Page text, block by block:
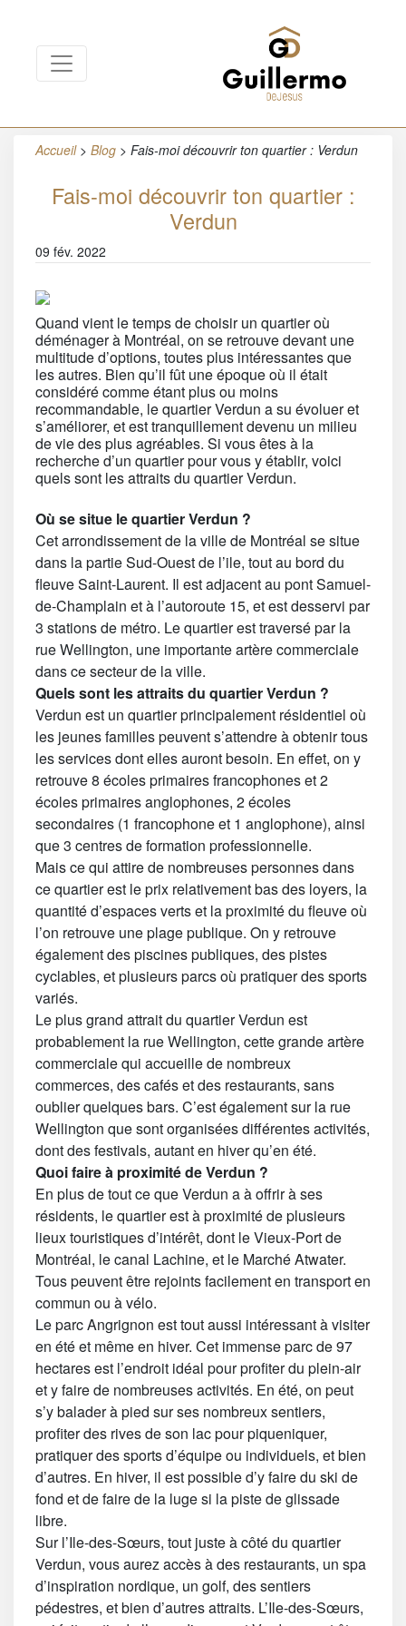
Accueil > Blog > Fais-moi découvrir ton quartier : Verdun
Fais-moi découvrir ton quartier :
Verdun
09 fév. 2022
Quand vient le temps de choisir un quartier où
déménager à Montréal, on se retrouve devant une
multitude d’options, toutes plus intéressantes que
les autres. Bien qu’il fût une époque où il était
considéré comme étant plus ou moins
recommandable, le quartier Verdun a su évoluer et
s’améliorer, et est tranquillement devenu un milieu
de vie des plus agréables. Si vous êtes à la
recherche d’un quartier pour vous y établir, voici
quels sont les attraits du quartier Verdun.
Où se situe le quartier Verdun ?
Cet arrondissement de la ville de Montréal se situe
dans la partie Sud-Ouest de l’ile, tout au bord du
fleuve Saint-Laurent. Il est adjacent au pont Samuel-
de-Champlain et à l’autoroute 15, et est desservi par
3 stations de métro. Le quartier est traversé par la
rue Wellington, une importante artère commerciale
dans ce secteur de la ville.
Quels sont les attraits du quartier Verdun ?
Verdun est un quartier principalement résidentiel où
les jeunes familles peuvent s’attendre à obtenir tous
les services dont elles auront besoin. En effet, on y
retrouve 8 écoles primaires francophones et 2
écoles primaires anglophones, 2 écoles
secondaires (1 francophone et 1 anglophone), ainsi
que 3 centres de formation professionnelle.
Mais ce qui attire de nombreuses personnes dans
ce quartier est le prix relativement bas des loyers, la
quantité d’espaces verts et la proximité du fleuve où
l’on retrouve une plage publique. On y retrouve
également des piscines publiques, des pistes
cyclables, et plusieurs parcs où pratiquer des sports
variés.
Le plus grand attrait du quartier Verdun est
probablement la rue Wellington, cette grande artère
commerciale qui accueille de nombreux
commerces, des cafés et des restaurants, sans
oublier quelques bars. C’est également sur la rue
Wellington que sont organisées différentes activités,
dont des festivals, autant en hiver qu’en été.
Quoi faire à proximité de Verdun ?
En plus de tout ce que Verdun a à offrir à ses
résidents, le quartier est à proximité de plusieurs
lieux touristiques d’intérêt, dont le Vieux-Port de
Montréal, le canal Lachine, et le Marché Atwater.
Tous peuvent être rejoints facilement en transport en
commun ou à vélo.
Le parc Angrignon est tout aussi intéressant à visiter
en été et même en hiver. Cet immense parc de 97
hectares est l’endroit idéal pour profiter du plein-air
et y faire de nombreuses activités. En été, on peut
s’y balader à pied sur ses nombreux sentiers,
profiter des rives de son lac pour piqueniquer,
pratiquer des sports d’équipe ou individuels, et bien
d’autres. En hiver, il est possible d’y faire du ski de
fond et de faire de la luge si la piste de glissade
libre.
Sur l’Ile-des-Sœurs, tout juste à côté du quartier
Verdun, vous aurez accès à des restaurants, un spa
d’inspiration nordique, un golf, des sentiers
pédestres, et bien d’autres attraits. L’Ile-des-Sœurs,